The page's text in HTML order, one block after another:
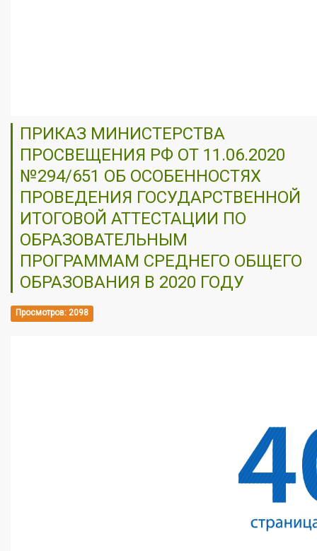
ПРИКАЗ МИНИСТЕРСТВА
ПРОСВЕЩЕНИЯ РФ ОТ 11.06.2020
№294/651 ОБ ОСОБЕННОСТЯХ
ПРОВЕДЕНИЯ ГОСУДАРСТВЕННОЙ
ИТОГОВОЙ АТТЕСТАЦИИ ПО
ОБРАЗОВАТЕЛЬНЫМ
ПРОГРАММАМ СРЕДНЕГО ОБЩЕГО
ОБРАЗОВАНИЯ В 2020 ГОДУ
Просмотров: 2098